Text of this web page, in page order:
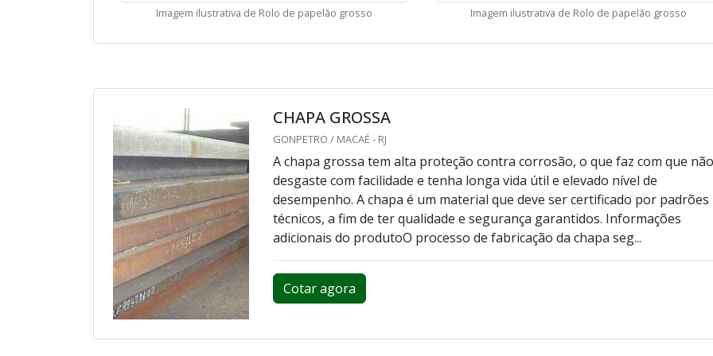
Imagem ilustrativa de Rolo de papelão grosso Imagem ilustrativa de Rolo de papelão grosso
CHAPA GROSSA
GONPETRO / MACAÉ - RJ
A chapa grossa tem alta proteção contra corrosão, o que faz com que
desgaste com facilidade e tenha longa vida útil e elevado nível de
desempenho. A chapa é um material que deve ser certificado por padrões
técnicos, a fim de ter qualidade e segurança garantidos. Informações
adicionais do produtoO processo de fabricação da chapa seg...
Cotar agora